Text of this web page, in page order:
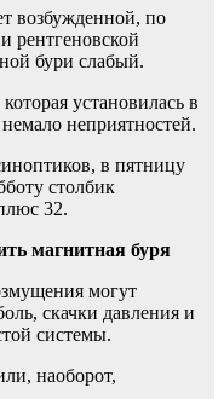
возбужденной, по
рентгеновской
бури слабый.
установилась в
неприятностей.
в пятницу
столбик
32.
магнитная буря
могут
скачки давления и
системы.
наоборот,